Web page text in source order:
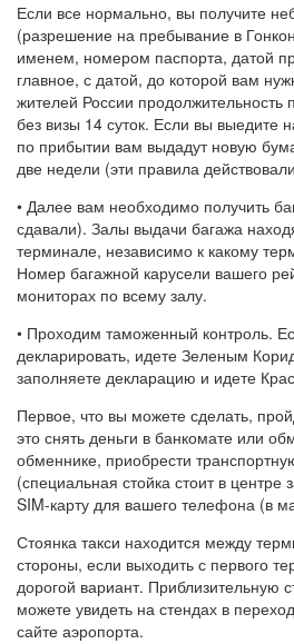
Если все нормально, вы получите
(разрешение на пребывание в
именем, номером паспорта, датой
главное, с датой, до которой вам
жителей России продолжительность
без визы 14 суток. Если вы выедите
по прибытии вам выдадут новую
две недели (эти правила
• Далее вам необходимо получить
сдавали). Залы выдачи багажа
терминале, независимо к какому
Номер багажной карусели вашего
мониторах по всему залу.
• Проходим таможенный контроль.
декларировать, идете Зеленым
заполняете декларацию и идете
Первое, что вы можете сделать,
это снять деньги в банкомате или
обменнике, приобрести
(специальная стойка стоит в
SIM-карту для вашего телефона (в
Стоянка такси находится между
стороны, если выходить с первого
дорогой вариант. Приблизительную
можете увидеть на стендах в
сайте аэропорта.